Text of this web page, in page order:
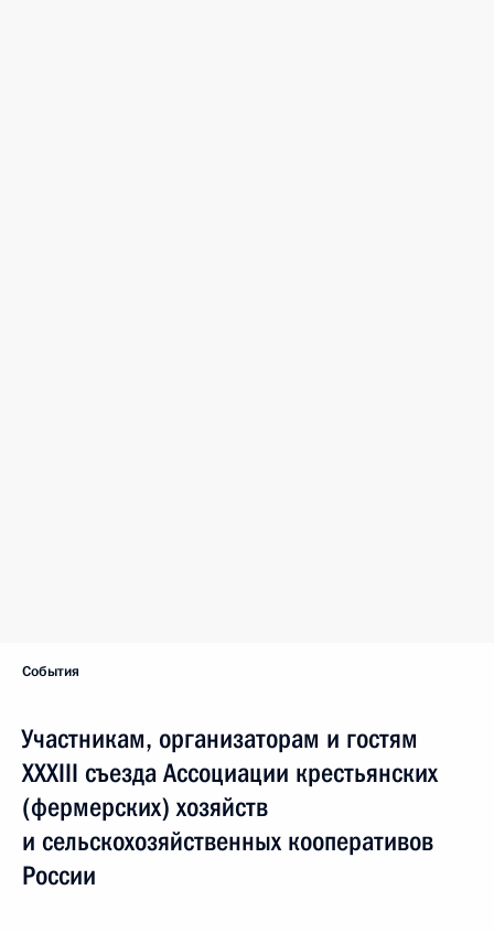
События
Участникам, организаторам и гостям
XXXIII съезда Ассоциации крестьянских
(фермерских) хозяйств
и сельскохозяйственных кооперативов
России